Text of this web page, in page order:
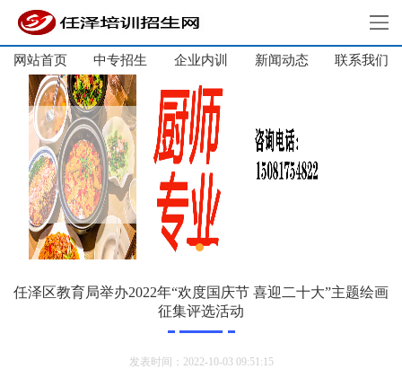
网站首页
关于我们
网站首页 中专招生 企业内训 新闻动态 联系我们
任泽区教育局举办2022年“欢度国庆节 喜迎二十大”主题绘画
征集评选活动
发表时间：2022-10-03 09:51:15